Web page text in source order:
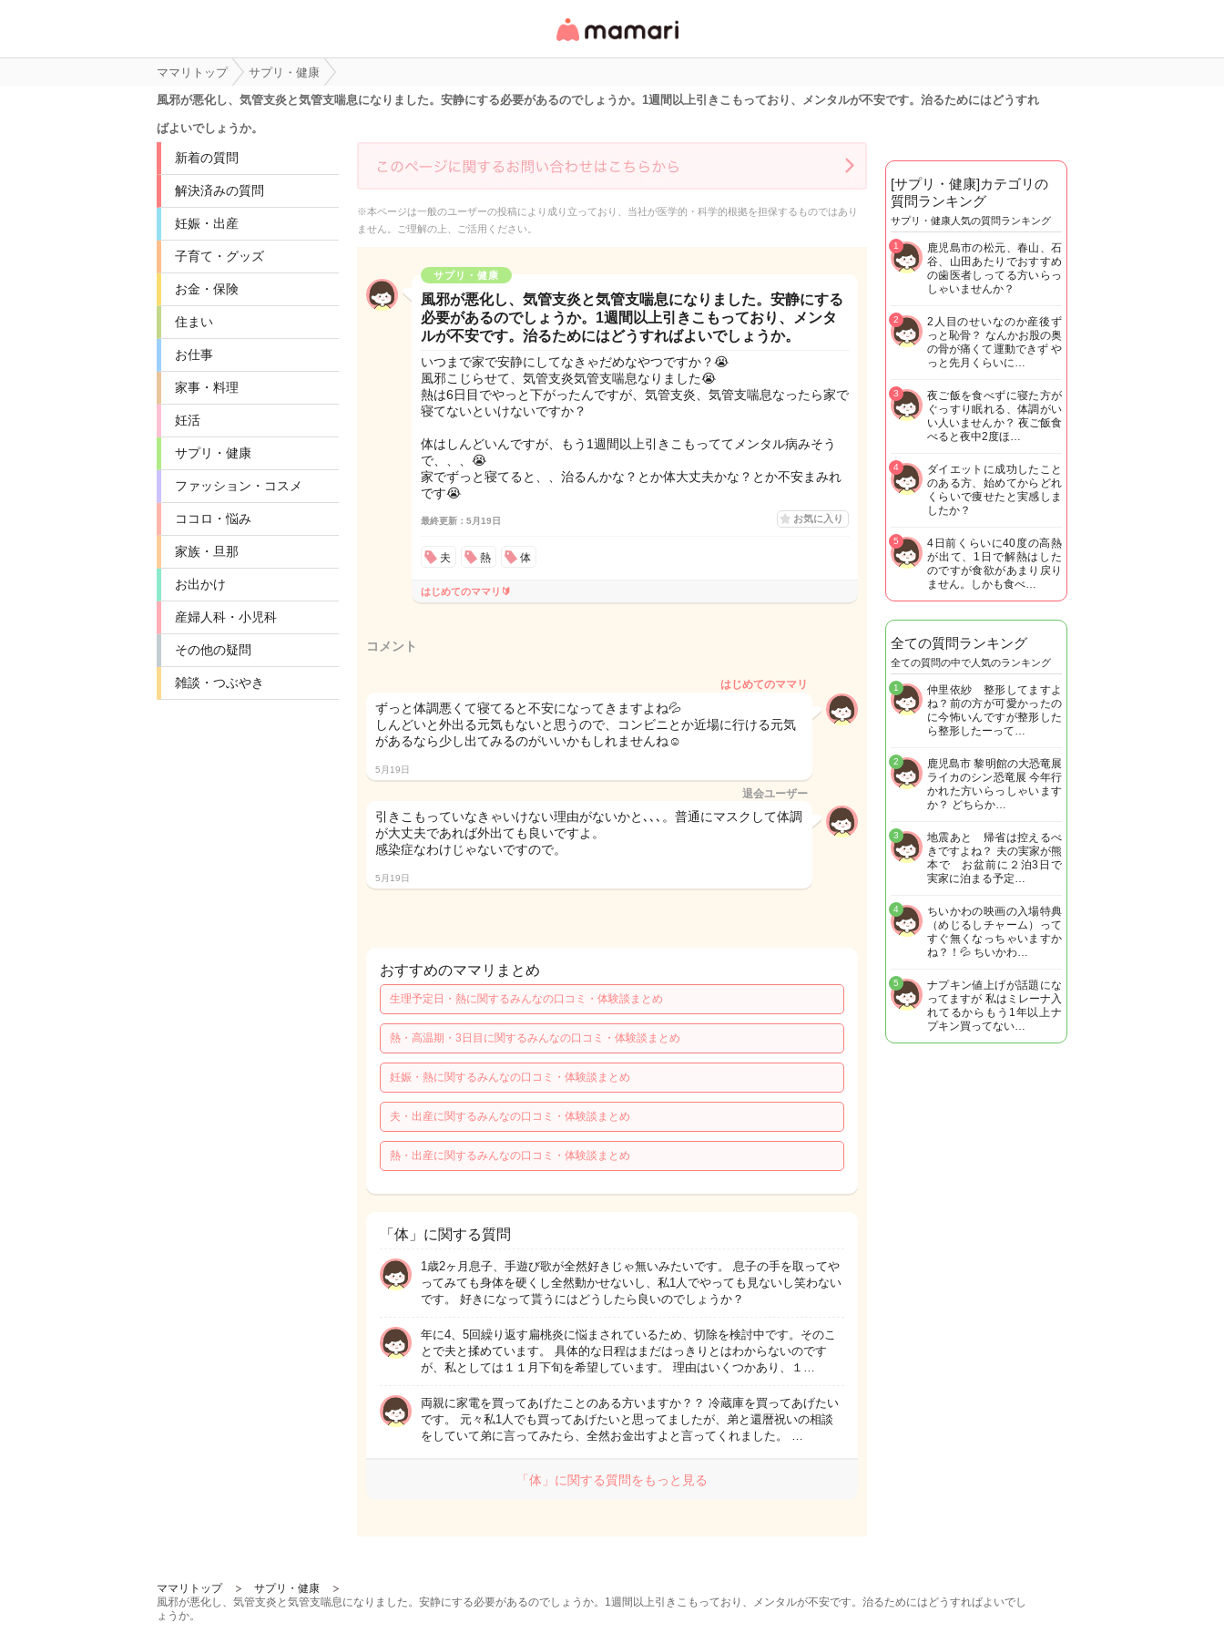
リ・情報サイト
ママリトップ
サプリ・健康
風邪が悪化し、気管支炎と気管支喘息になりました。安静にする必要があるのでしょうか。1週間以上引きこもっており、メンタルが不安です。治るためにはどうすれ
ばよいでしょうか。
新着の質問
解決済みの質問
妊娠・出産
子育て・グッズ
お金・保険
住まい
お仕事
家事・料理
妊活
サプリ・健康
ファッション・コスメ
ココロ・悩み
家族・旦那
お出かけ
産婦人科・小児科
その他の疑問
雑談・つぶやき
※本ページは一般のユーザーの投稿により成り立っており、当社が医学的・科学的根拠を担保するものではあり
ません。ご理解の上、ご活用ください。
サプリ・健康
風邪が悪化し、気管支炎と気管支喘息になりました。安静にする
必要があるのでしょうか。1週間以上引きこもっており、メンタ
ルが不安です。治るためにはどうすればよいでしょうか。
いつまで家で安静にしてなきゃだめなやつですか？😭
風邪こじらせて、気管支炎気管支喘息なりました😭
熱は6日目でやっと下がったんですが、気管支炎、気管支喘息なったら家で
寝てないといけないですか？
体はしんどいんですが、もう1週間以上引きこもっててメンタル病みそう
で、、、😭
家でずっと寝てると、、治るんかな？とか体大丈夫かな？とか不安まみれ
です😭
最終更新：5月19日 お気に入り
夫 熱 体
はじめてのママリ🔰
コメント
はじめてのママリ
ずっと体調悪くて寝てると不安になってきますよね💦
しんどいと外出る元気もないと思うので、コンビニとか近場に行ける元気
があるなら少し出てみるのがいいかもしれませんね☺️
5月19日
退会ユーザー
引きこもっていなきゃいけない理由がないかと､､､。普通にマスクして体調
が大丈夫であれば外出ても良いですよ。
感染症なわけじゃないですので。
5月19日
おすすめのママリまとめ
生理予定日・熱に関するみんなの口コミ・体験談まとめ
熱・高温期・3日目に関するみんなの口コミ・体験談まとめ
妊娠・熱に関するみんなの口コミ・体験談まとめ
夫・出産に関するみんなの口コミ・体験談まとめ
熱・出産に関するみんなの口コミ・体験談まとめ
「体」に関する質問
1歳2ヶ月息子、手遊び歌が全然好きじゃ無いみたいです。 息子の手を取ってや
ってみても身体を硬くし全然動かせないし、私1人でやっても見ないし笑わない
です。 好きになって貰うにはどうしたら良いのでしょうか？
年に4、5回繰り返す扁桃炎に悩まされているため、切除を検討中です。そのこ
とで夫と揉めています。 具体的な日程はまだはっきりとはわからないのです
が、私としては１１月下旬を希望しています。 理由はいくつかあり、１…
両親に家電を買ってあげたことのある方いますか？？ 冷蔵庫を買ってあげたい
です。 元々私1人でも買ってあげたいと思ってましたが、弟と還暦祝いの相談
をしていて弟に言ってみたら、全然お金出すよと言ってくれました。 …
「体」に関する質問をもっと見る
[サプリ・健康]カテゴリの
質問ランキング
サプリ・健康人気の質問ランキング
鹿児島市の松元、春山、石
谷、山田あたりでおすすめ
の歯医者しってる方いらっ
しゃいませんか？
1
2人目のせいなのか産後ず
っと恥骨？ なんかお股の奥
の骨が痛くて運動できず や
っと先月くらいに…
2
夜ご飯を食べずに寝た方が
ぐっすり眠れる、体調がい
い人いませんか？ 夜ご飯食
べると夜中2度ほ…
3
ダイエットに成功したこと
のある方、始めてからどれ
くらいで痩せたと実感しま
したか？
4
4日前くらいに40度の高熱
が出て、1日で解熱はした
のですが食欲があまり戻り
ません。しかも食べ…
5
全ての質問ランキング
全ての質問の中で人気のランキング
仲里依紗 整形してますよ
ね？前の方が可愛かったの
に今怖いんですが整形した
ら整形したーって…
1
鹿児島市 黎明館の大恐竜展
ライカのシン恐竜展 今年行
かれた方いらっしゃいます
か？ どちらか…
2
地震あと 帰省は控えるべ
きですよね？ 夫の実家が熊
本で お盆前に２泊3日で
実家に泊まる予定…
3
ちいかわの映画の入場特典
（めじるしチャーム）って
すぐ無くなっちゃいますか
ね？！💦 ちいかわ…
4
ナプキン値上げが話題にな
ってますが 私はミレーナ入
れてるからもう1年以上ナ
プキン買ってない…
5
ママリトップ
サプリ・健康
風邪が悪化し、気管支炎と気管支喘息になりました。安静にする必要があるのでしょうか。1週間以上引きこもっており、メンタルが不安です。治るためにはどうすればよいでし
ょうか。